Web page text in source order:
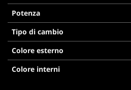
Potenza
Tipo di cambio
Colore esterno
Colore interni
le
tue
scelte
in
qualsiasi
momento.